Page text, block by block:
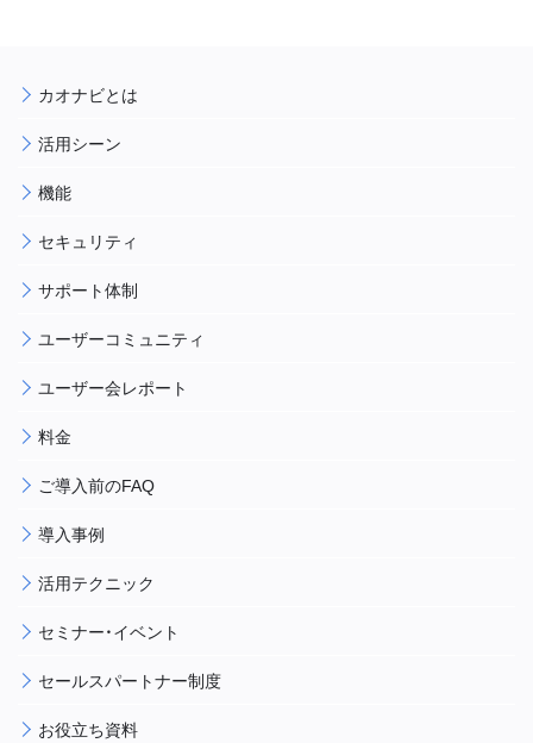
カオナビとは
活用シーン
機能
セキュリティ
サポート体制
ユーザーコミュニティ
ユーザー会レポート
料金
ご導入前のFAQ
導入事例
活用テクニック
セミナー・イベント
セールスパートナー制度
お役立ち資料